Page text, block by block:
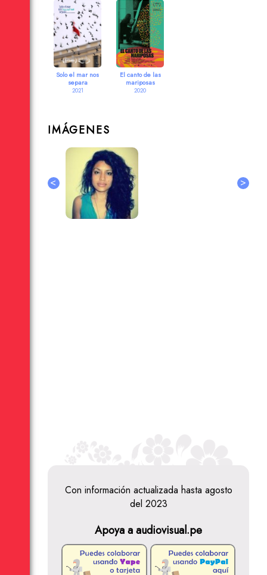
Solo el mar nos
separa
2021
El canto de las
mariposas
2020
IMÁGENES
< >
Con información actualizada hasta agosto
del 2023
Apoya a audiovisual.pe